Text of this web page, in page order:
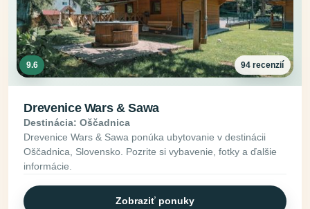
9.6 94 recenzií
Drevenice Wars & Sawa
Destinácia: Oščadnica
Drevenice Wars & Sawa ponúka ubytovanie v destinácii
Oščadnica, Slovensko. Pozrite si vybavenie, fotky a ďalšie
informácie.
Zobraziť ponuky